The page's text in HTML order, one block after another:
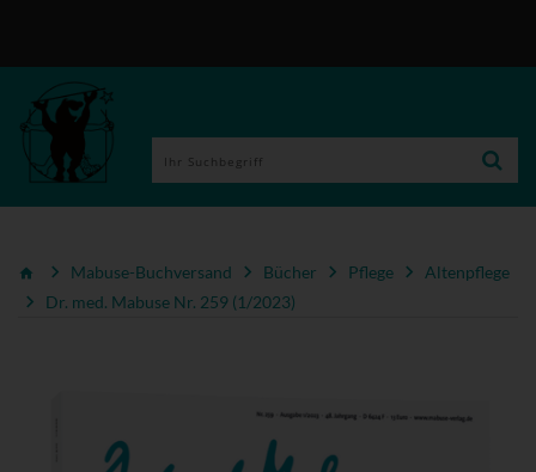
Mabuse-Buchversand Bücher Pflege
Altenpflege
Dr. med. Mabuse Nr. 259 (1/2023)